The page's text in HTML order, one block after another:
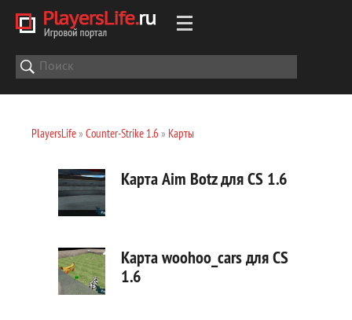
PlayersLife» Counter-Strike 1.6 » Карты
Карта Aim Botz для CS 1.6
Карта woohoo_cars для CS
1.6